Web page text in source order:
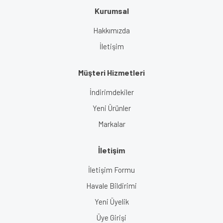
Kurumsal
Hakkımızda
İletişim
Müşteri Hizmetleri
İndirimdekiler
Yeni Ürünler
Markalar
İletişim
İletişim Formu
Havale Bildirimi
Yeni Üyelik
Üye Girişi